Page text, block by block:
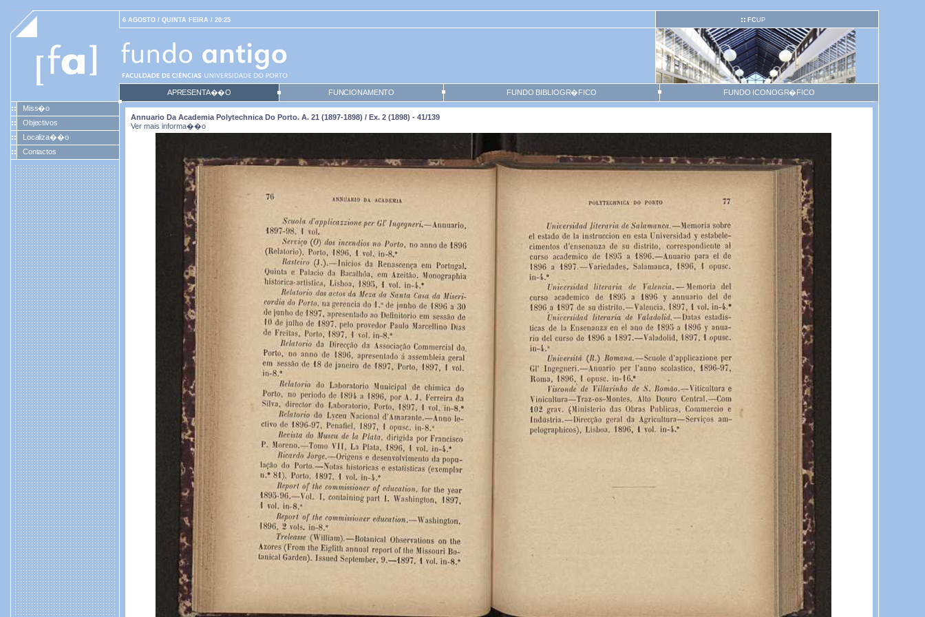
6 AGOSTO / QUINTA FEIRA / 20:25 FCUP
APRESENTA��O FUNCIONAMENTO FUNDO BIBLIOGR�FICO
FUNDO ICONOGR�FICO
Miss�o
Objectivos
Localiza��o
Contactos
Annuario Da Academia Polytechnica Do Porto. A. 21 (1897-1898) / Ex. 2 (1898) - 41/139
Ver mais informa��o